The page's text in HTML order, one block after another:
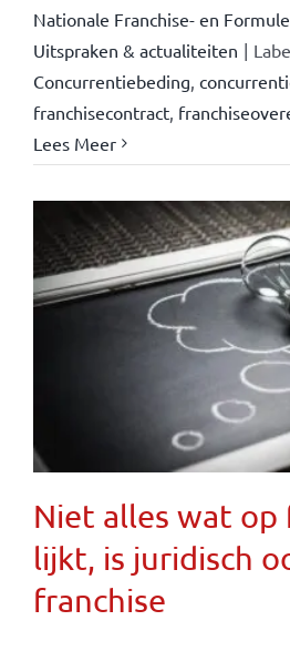
Nationale Franchise- en
Uitspraken & actualiteiten |
Concurrentiebeding
franchisecontract,
Lees Meer
Niet alles wat op
lijkt, is juridisch
franchise